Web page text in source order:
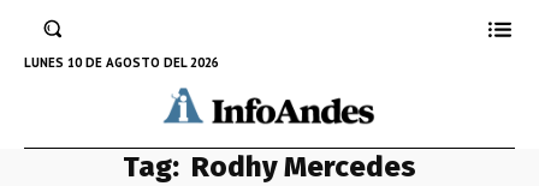
LUNES 10 DE AGOSTO DEL 2026
Tag: Rodhy Mercedes